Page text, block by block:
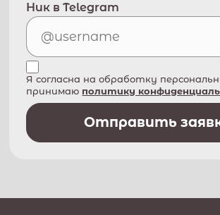
Ник в Telegram
Я согласна на обработку
принимаю политику
Отправить